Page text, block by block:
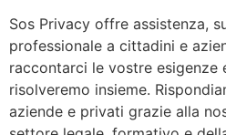
Sos Privacy offre assistenza,
professionale a cittadini e
raccontarci le vostre esigenze
risolveremo insieme.
aziende e privati grazie alla